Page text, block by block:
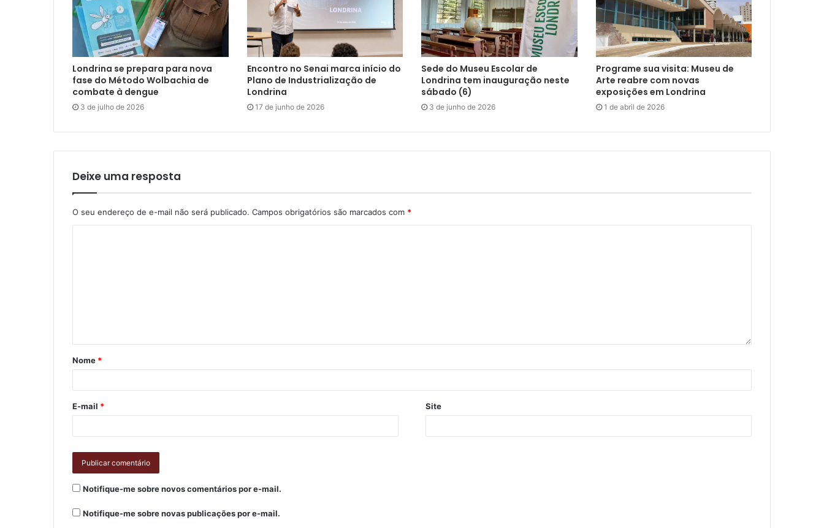
Londrina se prepara para nova
fase do Método Wolbachia de
combate à dengue
3 de julho de 2026
Encontro no Senai marca início do
Plano de Industrialização de
Londrina
17 de junho de 2026
Sede do Museu Escolar de
Londrina tem inauguração neste
sábado (6)
3 de junho de 2026
Programe sua visita: Museu de
Arte reabre com novas
exposições em Londrina
1 de abril de 2026
Deixe uma resposta
O seu endereço de e-mail não será publicado. Campos obrigatórios são marcados com *
Nome *
E-mail * Site
Notifique-me sobre novos comentários por e-mail.
Notifique-me sobre novas publicações por e-mail.